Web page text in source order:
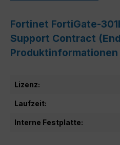
Fortinet FortiGate-
Support Contract
Produktinformationen
Lizenz:
Laufzeit:
Interne Festplatte: